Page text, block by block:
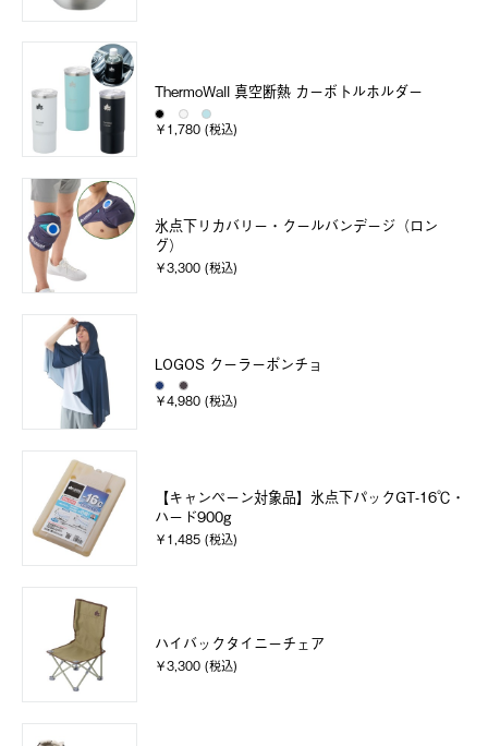
ThermoWall 真空断熱 カーボトルホルダー
￥1,780 (税込)
氷点下リカバリー・クールバンデージ（ロン
グ）
￥3,300 (税込)
LOGOS クーラーポンチョ
￥4,980 (税込)
【キャンペーン対象品】氷点下パックGT-16℃・
ハード900g
￥1,485 (税込)
ハイバックタイニーチェア
￥3,300 (税込)